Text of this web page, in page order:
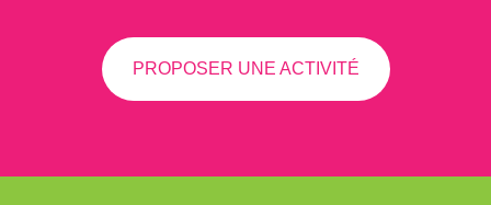
PROPOSER UNE ACTIVITÉ